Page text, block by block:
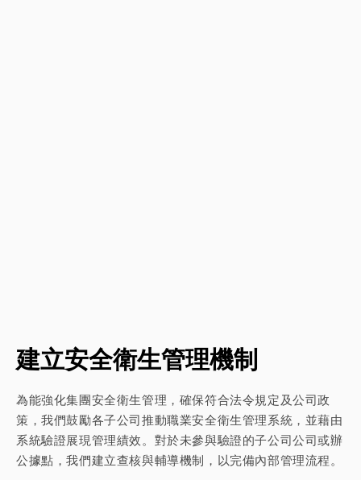
建立安全衛生管理機制
為能強化集團安全衛生管理，確保符合法令規定及公司政
策，我們鼓勵各子公司推動職業安全衛生管理系統，並藉由
系統驗證展現管理績效。對於未參與驗證的子公司公司或辦
公據點，我們建立查核與輔導機制，以完備內部管理流程。